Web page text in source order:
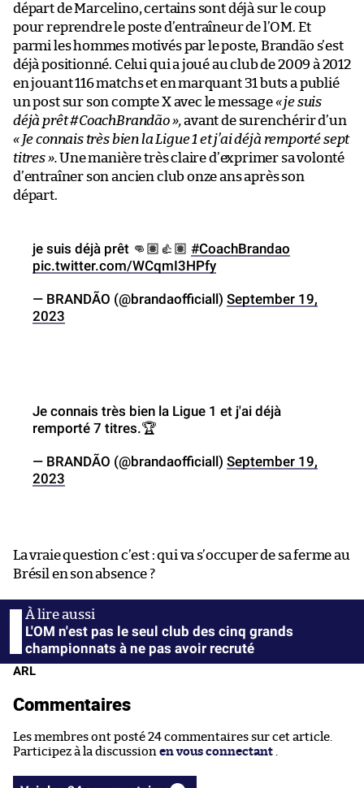
départ de Marcelino, certains sont déjà sur le coup
pour reprendre le poste d’entraîneur de l’OM. Et
parmi les hommes motivés par le poste, Brandão s’est
déjà positionné. Celui qui a joué au club de 2009 à 2012
en jouant 116 matchs et en marquant 31 buts a publié
un post sur son compte X avec le message« je suis
déjà prêt #CoachBrandão »,avant de surenchérir d’un
« Je connais très bien la Ligue 1 et j’ai déjà remporté sept
titres ».Une manière très claire d’exprimer sa volonté
d’entraîner son ancien club onze ans après son
départ.
je suis déjà prêt 👊🏽👍🏽 #CoachBrandao
pic.twitter.com/WCqmI3HPfy
— BRANDÃO (@brandaofficiall) September 19,
2023
Je connais très bien la Ligue 1 et j'ai déjà
remporté 7 titres.🏆
— BRANDÃO (@brandaofficiall) September 19,
2023
La vraie question c’est : qui va s’occuper de sa ferme au
Brésil en son absence ?
L'OM n'est pas le seul club des cinq grands
championnats à ne pas avoir recruté
ARL
Commentaires
Les membres ont posté 24 commentaires sur cet article.
Participez à la discussion en vous connectant